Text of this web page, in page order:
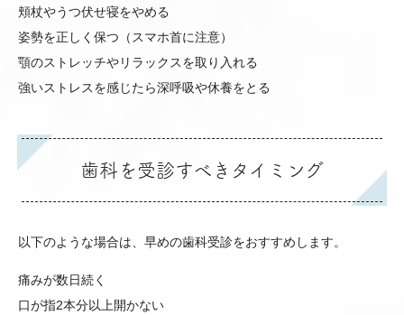
頬杖やうつ伏せ寝をやめる
姿勢を正しく保つ（スマホ首に注意）
顎のストレッチやリラックスを取り入れる
強いストレスを感じたら深呼吸や休養をとる
歯科を受診すべきタイミング
以下のような場合は、早めの歯科受診をおすすめします。
痛みが数日続く
口が指2本分以上開かない